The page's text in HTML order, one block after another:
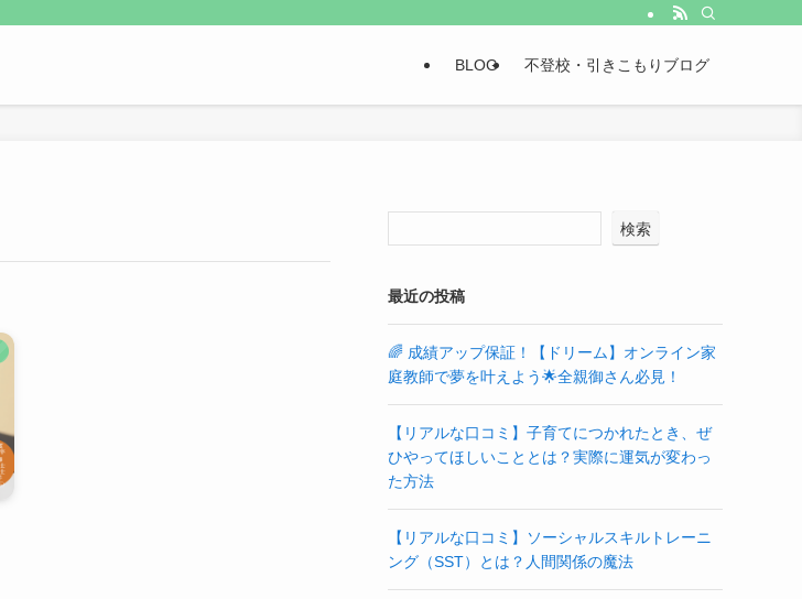
BLOG 不登校・引きこもりブログ
検索
最近の投稿
🌈 成績アップ保証！【ドリーム】オンライン家
庭教師で夢を叶えよう🌟全親御さん必見！
【リアルな口コミ】子育てにつかれたとき、ぜ
ひやってほしいこととは？実際に運気が変わっ
た方法
【リアルな口コミ】ソーシャルスキルトレーニ
ング（SST）とは？人間関係の魔法